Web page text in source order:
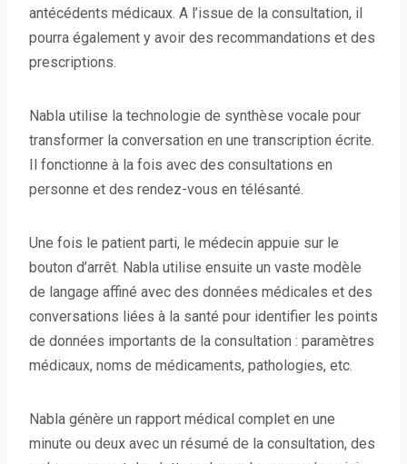
antécédents médicaux. A l’issue de la consultation, il
pourra également y avoir des recommandations et des
prescriptions.
Nabla utilise la technologie de synthèse vocale pour
transformer la conversation en une transcription écrite.
Il fonctionne à la fois avec des consultations en
personne et des rendez-vous en télésanté.
Une fois le patient parti, le médecin appuie sur le
bouton d’arrêt. Nabla utilise ensuite un vaste modèle
de langage affiné avec des données médicales et des
conversations liées à la santé pour identifier les points
de données importants de la consultation : paramètres
médicaux, noms de médicaments, pathologies, etc.
Nabla génère un rapport médical complet en une
minute ou deux avec un résumé de la consultation, des